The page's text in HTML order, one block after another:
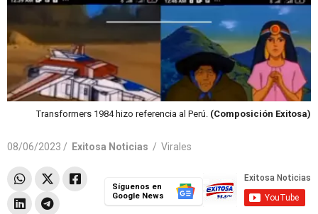
Transformers 1984 hizo referencia al Perú. (Composición Exitosa)
08/06/2023 / Exitosa Noticias / Virales
Síguenos en
Google News